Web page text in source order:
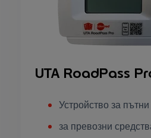
UTA RoadPass
Устройство за пътни
за превозни